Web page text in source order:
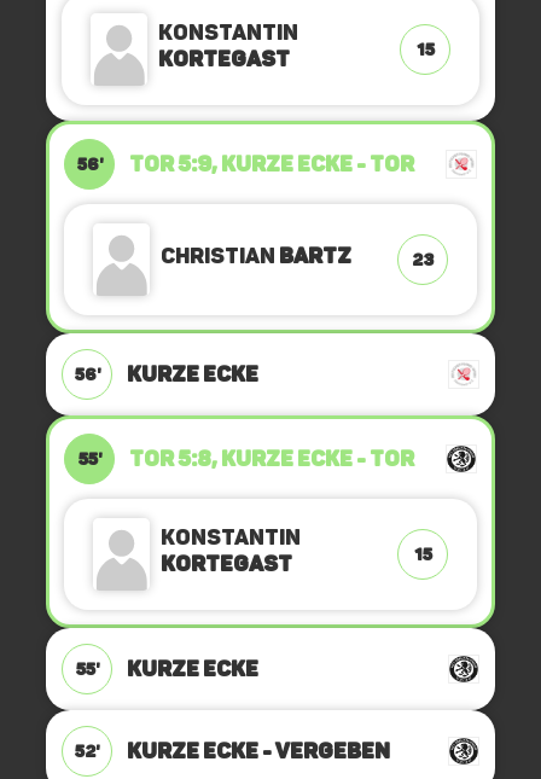
Konstantin
Kortegast
15
56' TOR 5:9, KURZE ECKE - TOR
Christian Bartz 23
56' KURZE ECKE
55' TOR 5:8, KURZE ECKE - TOR
Konstantin
Kortegast
15
55' KURZE ECKE
52' KURZE ECKE - VERGEBEN